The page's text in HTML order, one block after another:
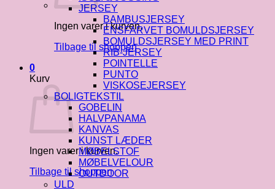
Ingen varer i kurven.
Tilbage til shoppen
0
Kurv
Ingen varer i kurven.
Tilbage til shoppen
JERSEY
BAMBUSJERSEY
ENSFARVET BOMULDSJERSEY
BOMULDSJERSEY MED PRINT
RIB-JERSEY
POINTELLE
PUNTO
VISKOSEJERSEY
BOLIGTEKSTIL
GOBELIN
HALVPANAMA
KANVAS
KUNST LÆDER
MØBELSTOF
MØBELVELOUR
OUTDOOR
ULD